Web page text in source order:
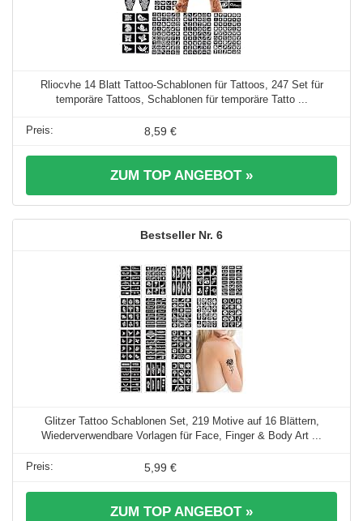
Rliocvhe 14 Blatt Tattoo-Schablonen für Tattoos, 247 Set für
temporäre Tattoos, Schablonen für temporäre Tatto ...
8,59 €
ZUM TOP ANGEBOT »
6
Glitzer Tattoo Schablonen Set, 219 Motive auf 16 Blättern,
Wiederverwendbare Vorlagen für Face, Finger & Body Art ...
5,99 €
ZUM TOP ANGEBOT »